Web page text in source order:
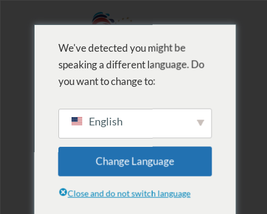
Archive for Tag:
ugrótorony
We've detected you might be
speaking a different language. Do
you want to change to:
English
Change Language
Close and do not switch language